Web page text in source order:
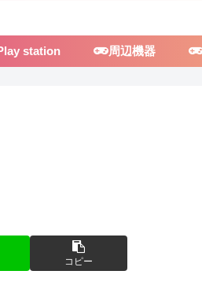
station 周辺機器
コピー